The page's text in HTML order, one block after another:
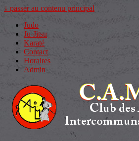
↓ passer au contenu principal
Judo
Ju-Jitsu
Karaté
Contact
Horaires
Admin